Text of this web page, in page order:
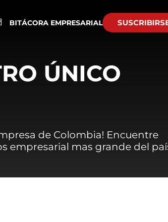
BITÁCORA EMPRESARIAL
ÚNICO
de Colombia! Encuentre
empresarial mas grande del